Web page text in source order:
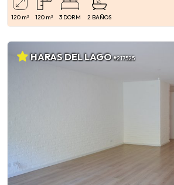
120 m² 120 m² 3 DORM 2 BAÑOS
HARAS DEL LAGO#217525